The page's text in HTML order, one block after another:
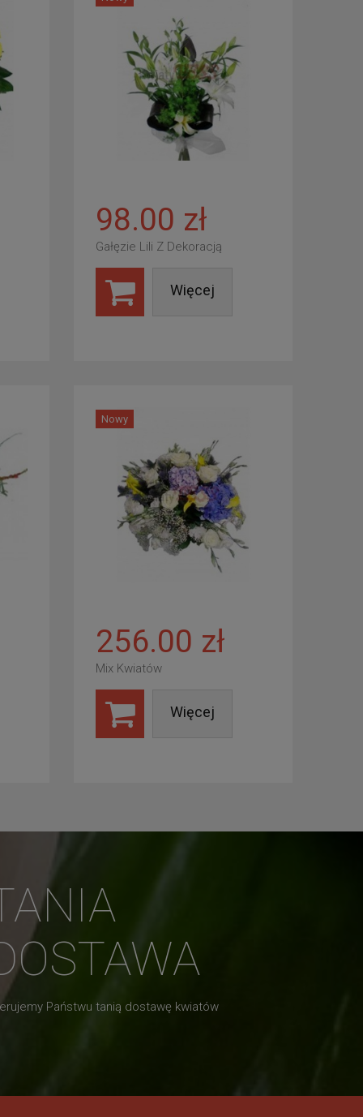
98.00 zł
Gałęzie Lili Z Dekoracją
Więcej
Nowy
256.00 zł
Mix Kwiatów
Więcej
Państwu tanią dostawę kwiatów